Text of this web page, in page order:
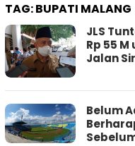
TAG:BUPATI MALANG
JLS
Rp 55
Jalan
Belum